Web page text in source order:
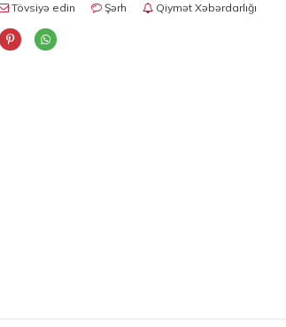
Tövsiyə edin Şərh Qiymət Xəbərdarlığı